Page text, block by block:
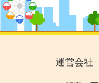
運営会社